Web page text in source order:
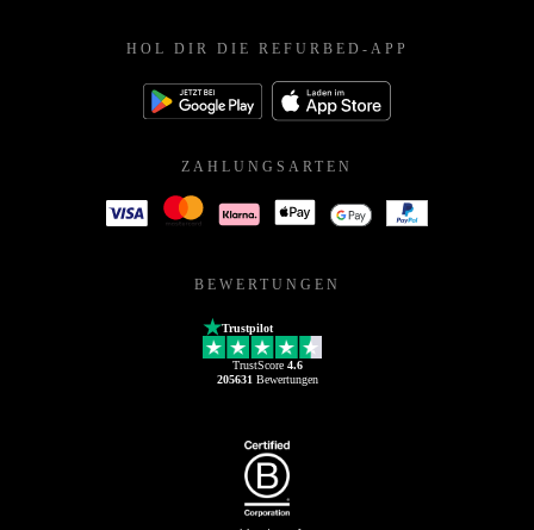
HOL DIR DIE REFURBED-APP
ZAHLUNGSARTEN
BEWERTUNGEN
Trustpilot
TrustScore 4.6
205631 Bewertungen